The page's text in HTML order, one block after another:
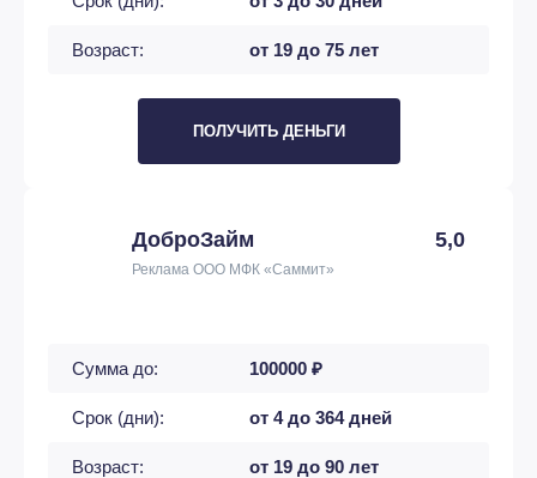
Возраст: от 19 до 75 лет
ПОЛУЧИТЬ ДЕНЬГИ
ДоброЗайм 5,0
Реклама ООО МФК «Саммит»
Сумма до: 100000 ₽
Срок (дни): от 4 до 364 дней
Возраст: от 19 до 90 лет